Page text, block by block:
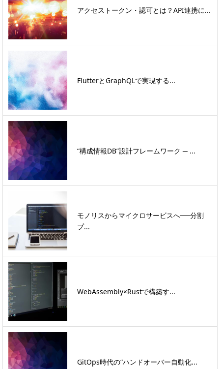
アクセストークン・認可とは？API連携に...
FlutterとGraphQLで実現する...
“構成情報DB”設計フレームワーク ─ ...
モノリスからマイクロサービスへ──分割
プ...
WebAssembly×Rustで構築す...
GitOps時代の“ハンドオーバー自動化...